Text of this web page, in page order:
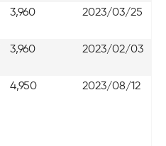
3,960 2023/03/25
3,960 2023/02/03
4,950 2023/08/12